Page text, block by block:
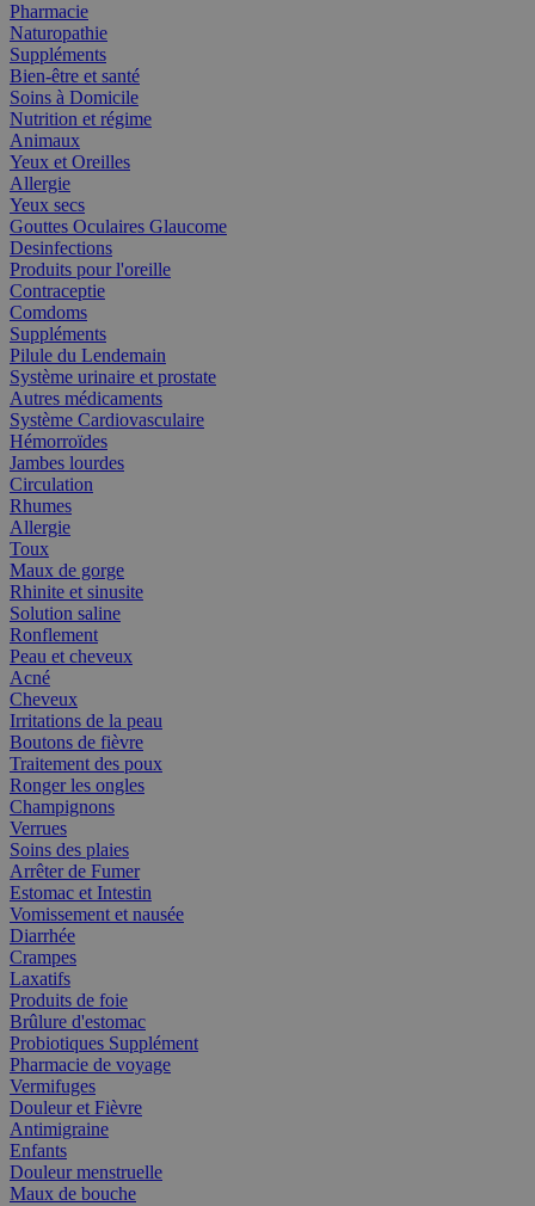
Pharmacie
Naturopathie
Suppléments
Bien-être et santé
Soins à Domicile
Nutrition et régime
Animaux
Yeux et Oreilles
Allergie
Yeux secs
Gouttes Oculaires Glaucome
Desinfections
Produits pour l'oreille
Contraceptie
Comdoms
Suppléments
Pilule du Lendemain
Système urinaire et prostate
Autres médicaments
Système Cardiovasculaire
Hémorroïdes
Jambes lourdes
Circulation
Rhumes
Allergie
Toux
Maux de gorge
Rhinite et sinusite
Solution saline
Ronflement
Peau et cheveux
Acné
Cheveux
Irritations de la peau
Boutons de fièvre
Traitement des poux
Ronger les ongles
Champignons
Verrues
Soins des plaies
Arrêter de Fumer
Estomac et Intestin
Vomissement et nausée
Diarrhée
Crampes
Laxatifs
Produits de foie
Brûlure d'estomac
Probiotiques Supplément
Pharmacie de voyage
Vermifuges
Douleur et Fièvre
Antimigraine
Enfants
Douleur menstruelle
Maux de bouche